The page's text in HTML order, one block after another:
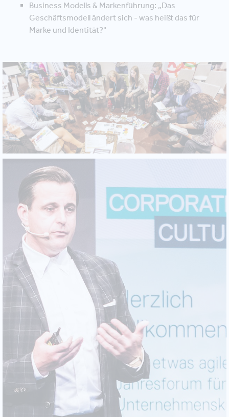
Business Modells & Markenführung: „Das
Geschäftsmodell ändert sich - was heißt das für
Marke und Identität?"